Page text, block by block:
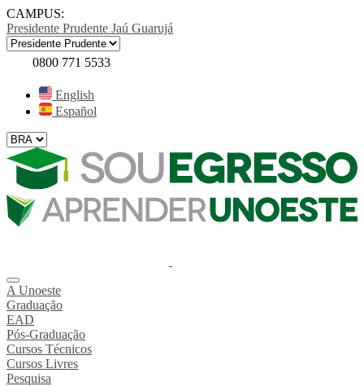
CAMPUS:
Presidente Prudente Jaú Guarujá
0800 771 5533
English
Español
A Unoeste
Graduação
EAD
Pós-Graduação
Cursos Técnicos
Cursos Livres
Pesquisa